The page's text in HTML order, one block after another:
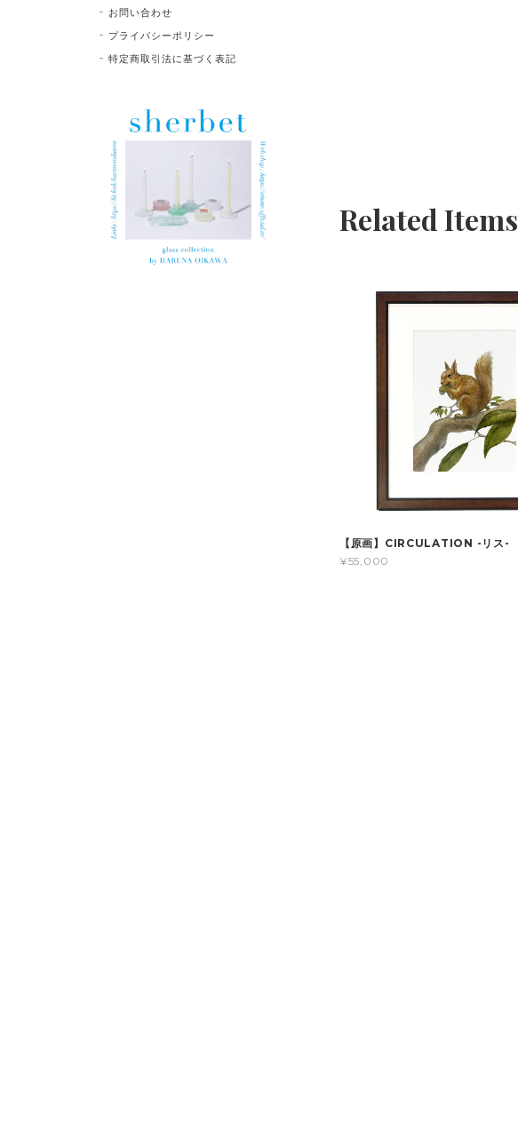
Related Items
【原画】CIRCULATION -リス-
¥55,000
お問い合わせ
プライバシーポリシー
特定商取引法に基づく表記